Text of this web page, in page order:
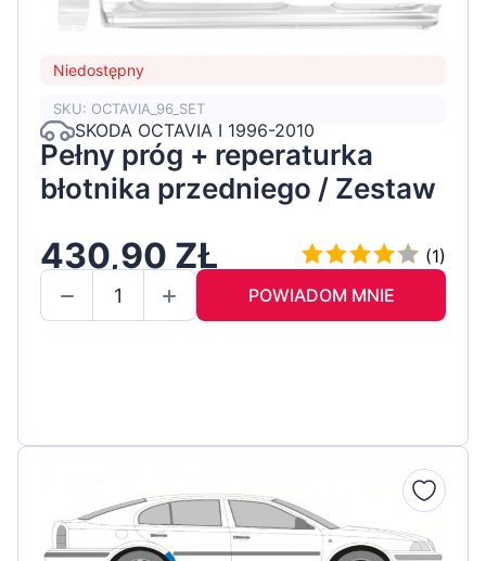
Niedostępny
SKU: OCTAVIA_96_SET
SKODA OCTAVIA I 1996-2010
Pełny próg + reperaturka
błotnika przedniego / Zestaw
430,90 ZŁ
(1)
POWIADOM MNIE